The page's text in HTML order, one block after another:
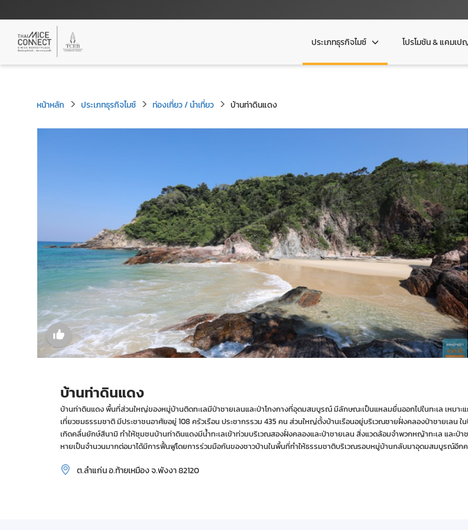
ประเภทธุรกิจไมซ์ โปรโมชัน & แคมเป
หน้าหลัก ประเภทธุรกิจไมซ์ ท่องเที่ยว / นำเที่ยว บ้านท่าดินแดง
บ้านท่าดินแดง
บ้านท่าดินแดง พื้นที่ส่วนใหญ่ของหมู่บ้านติดทะเลมีป่าชายเลนและป่าโกงกางที่อุดมสมบูรณ์ มีลักษณะเป็นแหลมยื่นออกไปในทะเล เหมาะ
เที่ยวชมธรรมชาติ มีประชาชนอาศัยอยู่ 108 ครัวเรือน ประชากรรวม 435 คน ส่วนใหญ่ตั้งบ้านเรือนอยู่บริเวณชายฝั่งคลองป่าชายเลน ใ
เกิดคลื่นยักษ์สึนามิ ทำให้ชุมชนบ้านท่าดินแดงมีน้ำทะเลเข้าท่วมบริเวณสองฝั่งคลองและป่าชายเลน สิ่งแวดล้อมจำพวกหญ้าทะเล และป่า
หายเป็นจำนวนมากต่อมาได้มีการฟื้นฟูโดยการร่วมมือกันของชาวบ้านในพื้นที่ทำให้ธรรมชาติบริเวณรอบหมู่บ้านกลับมาอุดมสมบูรณ์อีก
ต.ลำแก่น อ.ท้ายเหมือง จ.พังงา 82120